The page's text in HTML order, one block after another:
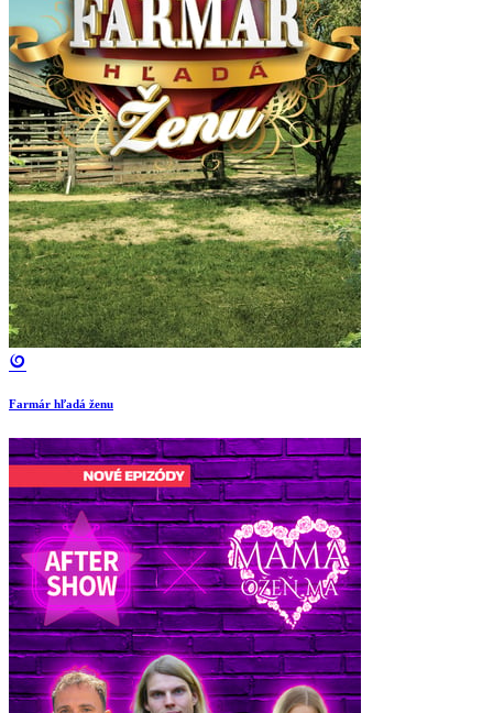
Farmár hľadá ženu